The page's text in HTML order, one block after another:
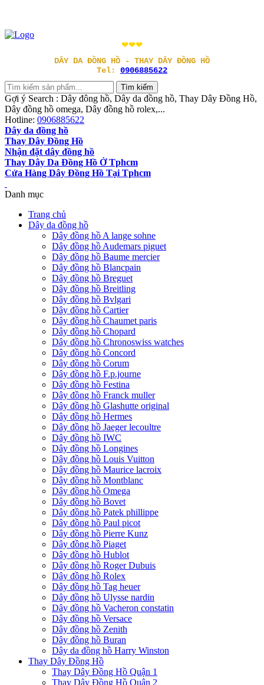
❤❤❤
DÂY DA ĐỒNG HỒ - THAY DÂY ĐỒNG HỒ
Tel: 0906885622
Gợi ý Search : Dây đông hồ, Dây da đồng hồ, Thay Dây Đồng Hồ,
Dây đồng hồ omega, Dây đồng hồ rolex,...
Hotline: 0906885622
Dây da đồng hồ
Thay Dây Đồng Hồ
Nhận đặt dây đồng hồ
Thay Dây Da Đồng Hồ Ở Tphcm
Cửa Hàng Dây Đồng Hồ Tại Tphcm
Danh mục
Trang chủ
Dây da đồng hồ
Dây đồng hồ A lange sohne
Dây đồng hồ Audemars piguet
Dây đồng hồ Baume mercier
Dây đồng hồ Blancpain
Dây đồng hồ Breguet
Dây đồng hồ Breitling
Dây đồng hồ Bvlgari
Dây đồng hồ Cartier
Dây đồng hồ Chaumet paris
Dây đồng hồ Chopard
Dây đồng hồ Chronoswiss watches
Dây đồng hồ Concord
Dây đồng hồ Corum
Dây đồng hồ F.p.journe
Dây đồng hồ Festina
Dây đồng hồ Franck muller
Dây đồng hồ Glashutte original
Dây đồng hồ Hermes
Dây đồng hồ Jaeger lecoultre
Dây đồng hồ IWC
Dây đồng hồ Longines
Dây đồng hồ Louis Vuitton
Dây đồng hồ Maurice lacroix
Dây đồng hồ Montblanc
Dây đồng hồ Omega
Dây đồng hồ Bovet
Dây đồng hồ Patek phillippe
Dây đồng hồ Paul picot
Dây đồng hồ Pierre Kunz
Dây đồng hồ Piaget
Dây đồng hồ Hublot
Dây đồng hồ Roger Dubuis
Dây đồng hồ Rolex
Dây đồng hồ Tag heuer
Dây đồng hồ Ulysse nardin
Dây đồng hồ Vacheron constatin
Dây đồng hồ Versace
Dây đồng hồ Zenith
Dây đồng hồ Buran
Dây da đồng hồ Harry Winston
Thay Dây Đồng Hồ
Thay Dây Đồng Hồ Quận 1
Thay Dây Đồng Hồ Quận 2